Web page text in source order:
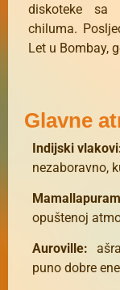
diskoteke sa
chiluma.
Let u Bombay,
Glavne
Indijski
nezaboravno,
opuštenoj
Auroville:
puno dobre